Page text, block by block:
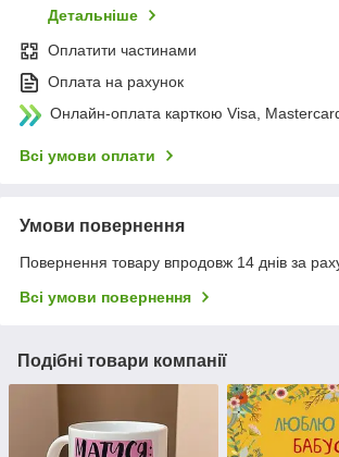
Детальніше
Оплатити частинами
Оплата на рахунок
Онлайн-оплата карткою Visa,
Всі умови оплати
Умови повернення
Повернення товару впродовж 14 днів за
Всі умови повернення
Подібні товари компанії